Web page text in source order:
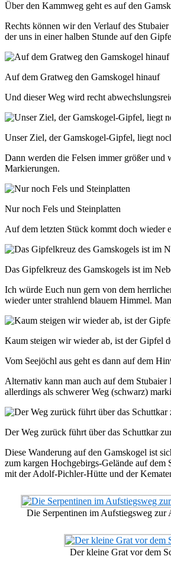
Über den Kammweg geht es auf den
Rechts können wir den Verlauf des
der uns in einer halben Stunde auf den
Auf dem Gratweg den Gamskogel hinauf
Und dieser Weg wird recht
Unser Ziel, der Gamskogel-Gipfel, liegt
Dann werden die Felsen immer größer und
Markierungen.
Nur noch Fels und Steinplatten
Auf dem letzten Stück kommt doch wieder
Das Gipfelkreuz des Gamskogels ist im
Ich würde Euch nun gern von dem
wieder unter strahlend blauem Himmel.
Kaum steigen wir wieder ab, ist der Gipfel
Vom Seejöchl aus geht es dann auf dem
Alternativ kann man auch auf dem
allerdings als schwerer Weg (schwarz)
Der Weg zurück führt über das Schuttkar
Diese Wanderung auf den Gamskogel ist
zum kargen Hochgebirgs-Gelände auf
mit der Adolf-Pichler-Hütte und der
Die Serpentinen im Aufstiegsweg
Der kleine Grat vor dem